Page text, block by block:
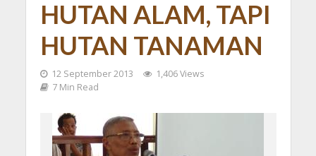
HUTAN ALAM, TAPI
HUTAN TANAMAN
12 September 2013
1,406 Views
7 Min Read